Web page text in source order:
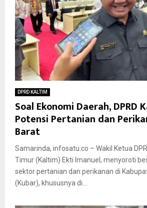
DPRD KALTIM
Soal Ekonomi Daerah, DPRD
Potensi Pertanian dan
Barat
Samarinda, infosatu.co – Wakil Ketua
Timur (Kaltim) Ekti Imanuel, menyoroti
sektor pertanian dan perikanan di
(Kubar), khususnya di...